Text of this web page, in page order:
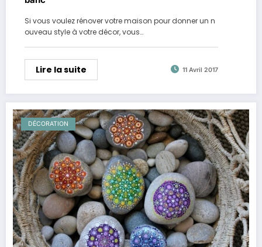
Si vous voulez rénover votre maison pour donner un n
ouveau style à votre décor, vous…
Lire la suite 11 Avril 2017
DÉCORATION